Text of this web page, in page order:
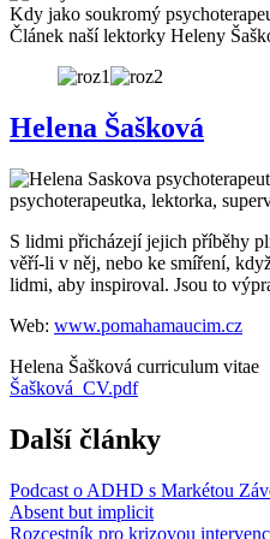
Kdy jako soukromý
Článek naší lektorky Heleny
Helena Šašková
psychoterapeutka, lektorka,
S lidmi přicházejí jejich příběhy
věří-li v něj, nebo ke smíření,
lidmi, aby inspiroval. Jsou to
Web: www.pomahamaucim.cz
Helena Šašková curriculum vitae
Dokument
Šašková_CV.pdf
Další články
Podcast o ADHD s Markétou
Absent but implicit
Rozcestník pro krizovou